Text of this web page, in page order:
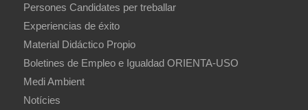
Persones Candidates per treballar
Experiencias de éxito
Material Didáctico Propio
Boletines de Empleo e Igualdad ORIENTA-USO
Medi Ambient
Notícies